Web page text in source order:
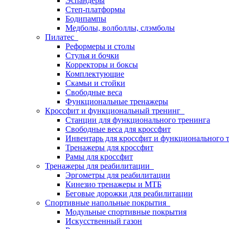
Степ-платформы
Бодипампы
Медболы, волболлы, слэмболы
Пилатес
Реформеры и столы
Стулья и бочки
Корректоры и боксы
Комплектующие
Скамьи и стойки
Свободные веса
Функциональные тренажеры
Кроссфит и функциональный тренинг
Станции для функционального тренинга
Свободные веса для кроссфит
Инвентарь для кроссфит и функционального
Тренажеры для кроссфит
Рамы для кроссфит
Тренажеры для реабилитации
Эргометры для реабилитации
Кинезио тренажеры и МТБ
Беговые дорожки для реабилитации
Спортивные напольные покрытия
Модульные спортивные покрытия
Искусственный газон